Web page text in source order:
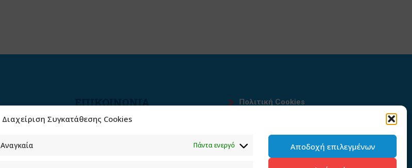
Διαχείριση Συγκατάθεσης Cookies
Αναγκαία Πάντα ενεργό Αποδοχή επιλεγμένων
ΕΠΙΚΟΙΝΩΝΙΑ
Φραγκούδη 11 & Αλεξάνδρου
Πολιτική Cookies
Πολιτική προστασίας
προσωπικών δεδομένων του
παρόντος ιστότοπου